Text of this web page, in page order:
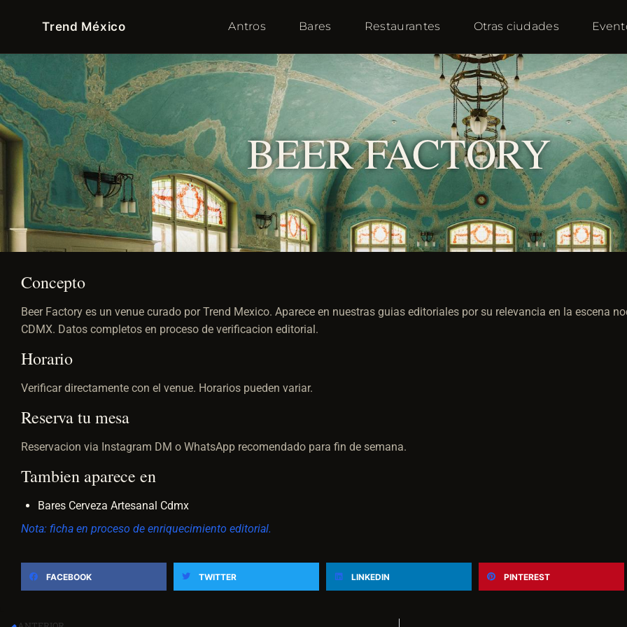
Trend México Antros Bares Restaurantes Otras ciudades
BEER FACTORY
Concepto
Beer Factory es un venue curado por Trend Mexico. Aparece en nuestras guias editoriales por su relevancia en la escena
CDMX. Datos completos en proceso de verificacion editorial.
Horario
Verificar directamente con el venue. Horarios pueden variar.
Reserva tu mesa
Reservacion via Instagram DM o WhatsApp recomendado para fin de semana.
Tambien aparece en
Bares Cerveza Artesanal Cdmx
Nota: ficha en proceso de enriquecimiento editorial.
FACEBOOK TWITTER LINKEDIN PINTEREST